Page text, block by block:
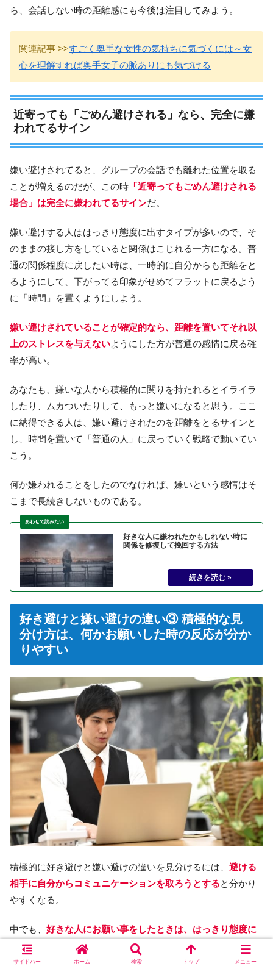
ら、会話しない時の距離感にも今後は注目してみよう。
関連記事 >>すごく奥手な女性の気持ちに気づくには～女
心を理解すれば奥手女子の脈ありにも気づける
近寄っても「ごめん避けされる」なら、完全に嫌
われてるサイン
嫌い避けされてると、グループの会話でも離れた位置を取る
ことが増えるのだが、この時 「近寄ってもごめん避けされる
場合」は完全に嫌われてるサインだ。
嫌い避けする人ははっきり態度に出すタイプが多いので、そ
のままの接し方をしていると関係はこじれる一方になる。普
通の関係程度に戻したい時は、一時的に自分からも距離をと
るようにして、下がってる印象がせめてフラットに戻るよう
に「時間」を置くようにしよう。
嫌い避けされていることが確定的なら、距離を置いてそれ以
上のストレスを与えないようにした方が普通の感情に戻る確
率が高い。
あなたも、嫌いな人から積極的に関りを持たれるとイライラ
したり、ムカついたりして、もっと嫌いになると思う。ここ
に納得できる人は、嫌い避けされたのを距離をとるサインと
し、時間を置いて「普通の人」に戻っていく戦略で動いてい
こう。
何か嫌われることをしたのでなければ、嫌いという感情はそ
こまで長続きしないものである。
好きな人に嫌われたかもしれない時に
関係を修復して挽回する方法
好き避けと嫌い避けの違い③ 積極的な見
分け方は、何かお願いした時の反応が分か
りやすい
積極的に好き避けと嫌い避けの違いを見分けるには、 避ける
相手に自分からコミュニケーションを取ろうとすると分かり
やすくなる。
中でも、 好きな人にお願い事をしたときは、はっきり態度に
相手の気持ちが表れる。
サイドバー ホーム 検索 トップ メニュー